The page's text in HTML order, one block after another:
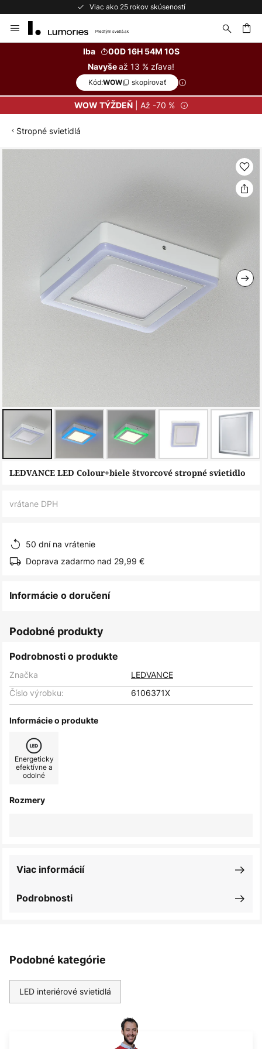
Viac ako 25 rokov skúseností
to
Iba
00D 16H 54M 09S
Navyšeaž 13 % zľava!
Kód:WOW skopírovať
WOW TÝŽDEŇ| Až -70 %
Stropné svietidlá
Preskočiť
LEDVANCE LED Colour+biele štvorcové stropné svietidlo
vrátane DPH
50 dní na vrátenie
Doprava zadarmo nad 29,99 €
Informácie o doručení
Podobné produkty
Podrobnosti o produkte
Značka
LEDVANCE
Číslo výrobku:
6106371X
Informácie o produkte
Energeticky
efektívne a
odolné
Rozmery
Podrobnosti
Viac informácií
Podobné kategórie
LED interiérové svietidlá